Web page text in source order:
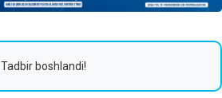
Tadbir boshlandi!